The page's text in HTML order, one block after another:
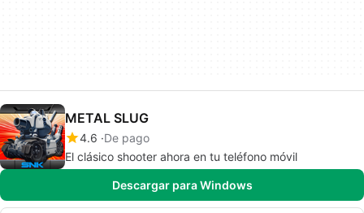
METAL SLUG
4.6 De pago
El clásico shooter ahora en tu teléfono móvil
Descargar para Windows